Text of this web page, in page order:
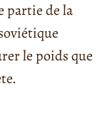
partie de la
le poids que